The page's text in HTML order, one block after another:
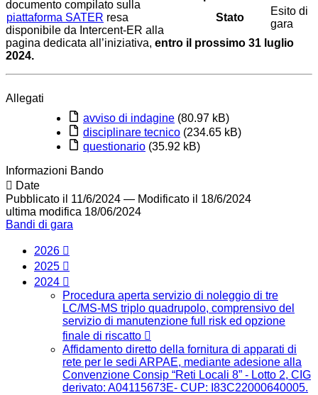
Stato
Esito di
gara
documento compilato sulla
piattaforma SATER resa
disponibile da Intercent-ER alla
pagina dedicata all’iniziativa, entro il prossimo 31 luglio
2024.
Allegati
avviso di indagine (80.97 kB)
disciplinare tecnico (234.65 kB)
questionario (35.92 kB)
Informazioni Bando
Date
Pubblicato il 11/6/2024 — Modificato il 18/6/2024
ultima modifica 18/06/2024
Bandi di gara
2026
2025
2024
Procedura aperta servizio di noleggio di tre
LC/MS-MS triplo quadrupolo, comprensivo del
servizio di manutenzione full risk ed opzione
finale di riscatto
Affidamento diretto della fornitura di apparati di
rete per le sedi ARPAE, mediante adesione alla
Convenzione Consip “Reti Locali 8” - Lotto 2, CIG
derivato: A04115673E- CUP: I83C22000640005.